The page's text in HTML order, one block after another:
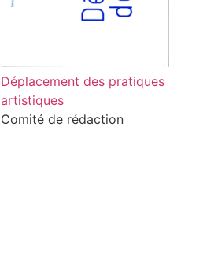
Déplacement des pratiques
artistiques
Comité de rédaction